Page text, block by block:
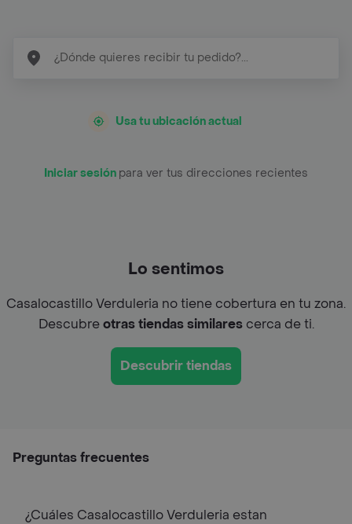
Usa tu ubicación actual
Iniciar sesión para ver tus direcciones recientes
Lo sentimos
Casalocastillo Verduleria no tiene cobertura en tu zona.
Descubreotras tiendas similarescerca de ti.
Descubrir tiendas
Preguntas frecuentes
¿Cuáles Casalocastillo Verduleria estan